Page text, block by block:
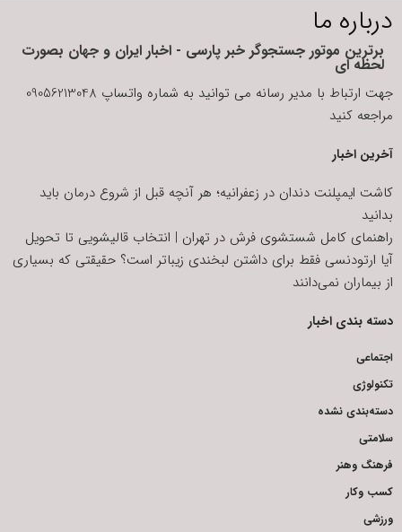
درباره ما
برترین موتور جستجوگر خبر پارسی - اخبار ایران و جهان بصورت
لحظه ای
جهت ارتباط با مدیر رسانه می توانید به شماره واتساپ 09056213048
مراجعه کنید
آخرین اخبار
کاشت ایمپلنت دندان در زعفرانیه؛ هر آنچه قبل از شروع درمان باید
بدانید
راهنمای کامل شستشوی فرش در تهران | انتخاب قالیشویی تا تحویل
آیا ارتودنسی فقط برای داشتن لبخندی زیباتر است؟ حقیقتی که بسیاری
از بیماران نمی‌دانند
دسته بندی اخبار
اجتماعی
تکنولوژی
دسته‌بندی نشده
سلامتی
فرهنگ وهنر
کسب وکار
ورزشی